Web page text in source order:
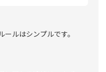
ルはシンプルです。